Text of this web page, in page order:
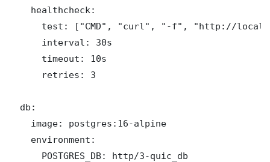
    healthcheck:
test: ["CMD", "curl", "-f", "http://
      interval: 30s
      timeout: 10s
      retries: 3
  db:
    image: postgres:16-alpine
    environment:
      POSTGRES_DB: http/3-quic_db